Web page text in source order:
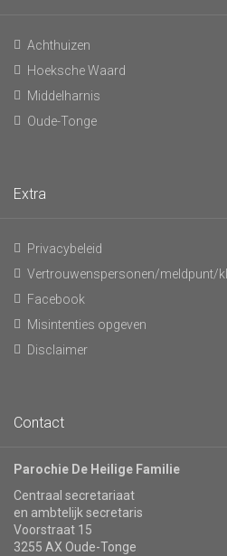
Achthuizen
Hoeksche Waard
Middelharnis
Oude-Tonge
Extra
Privacybeleid
Vertrouwenspersonen/meldpunt/
Facebook
Misintenties opgeven
Disclaimer
Contact
Parochie De Heilige Familie
Centraal secretariaat
en ambtelijk secretaris
Voorstraat 15
3255 AX Oude-Tonge